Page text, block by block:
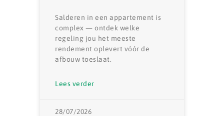
Salderen in een appartement is
complex — ontdek welke
regeling jou het meeste
rendement oplevert vóór de
afbouw toeslaat.
Lees verder
28/07/2026